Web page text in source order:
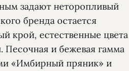
задают неторопливый
бренда остается
крой, естественные цвета
и бежевая гамма
«Имбирный пряник» и